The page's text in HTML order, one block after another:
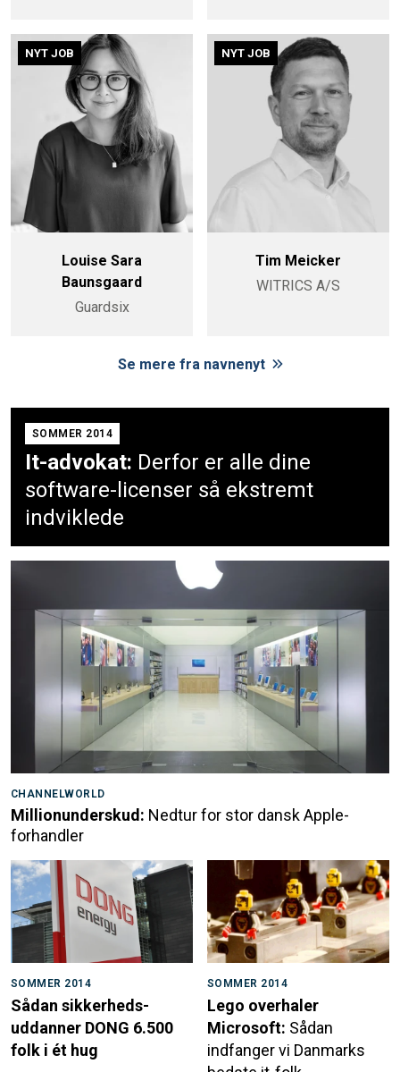
NYT JOB
Louise Sara
Baunsgaard
Guardsix
NYT JOB
Tim Meicker
WITRICS A/S
Se mere fra navnenyt
SOMMER 2014
It-advokat: Derfor er alle dine
software-licenser så ekstremt
indviklede
CHANNELWORLD
Millionunderskud: Nedtur for stor dansk Apple-
forhandler
SOMMER 2014
Sådan sikkerheds-
uddanner DONG 6.500
folk i ét hug
SOMMER 2014
Lego overhaler
Microsoft: Sådan
indfanger vi Danmarks